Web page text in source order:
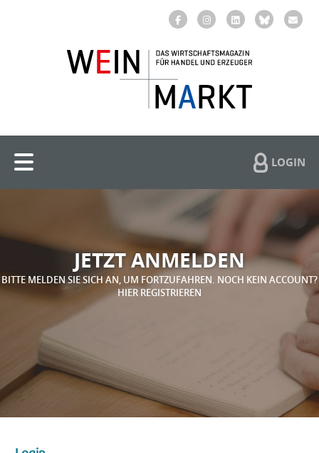
LOGIN
JETZT ANMELDEN
BITTE MELDEN SIE SICH AN, UM FORTZUFAHREN. NOCH KEIN ACCOUNT?
HIER REGISTRIEREN